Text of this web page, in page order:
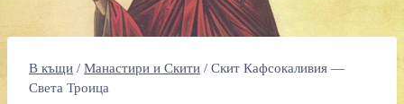
В къщи / Манастири и Скити / Скит Кафсокаливия —
Света Троица